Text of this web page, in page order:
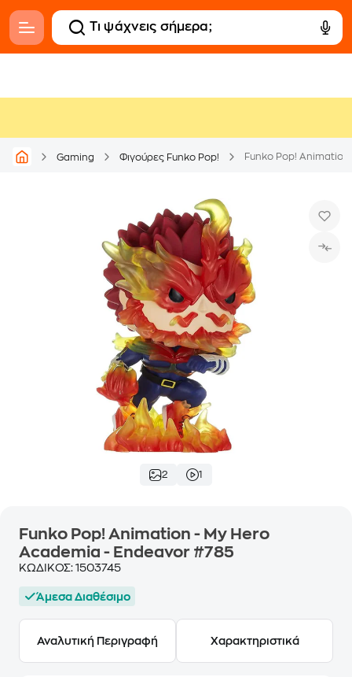
Gaming Φιγούρες Funko Pop! Funko Pop!
2 1
Funko Pop! Animation - My Hero
Academia - Endeavor #785
ΚΩΔΙΚΟΣ: 1503745
Άμεσα Διαθέσιμο
Αναλυτική Περιγραφή Χαρακτηριστικά